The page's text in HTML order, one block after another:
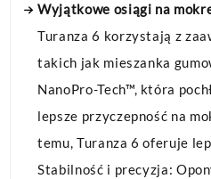
Wyjątkowe osiągi na
Turanza 6 korzystają z
takich jak mieszanka
NanoPro-Tech™, która
lepsze przyczepność na
temu, Turanza 6 oferuje
Stabilność i precyzja: